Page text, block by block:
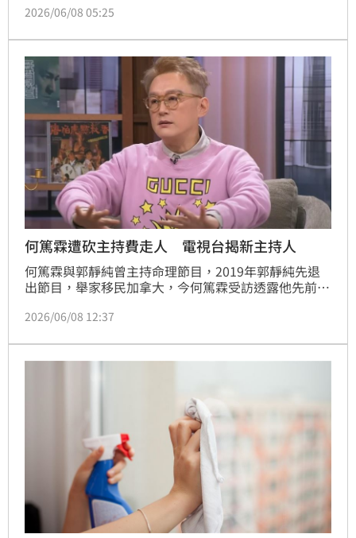
鎮瑋主持，今首度進棚錄影。
2026/06/08 05:25
何篤霖遭砍主持費走人 電視台揭新主持人
何篤霖與郭靜純曾主持命理節目，2019年郭靜純先退
出節目，舉家移民加拿大，今何篤霖受訪透露他先前接
這麼多年了，終於來了，凡事都有這一天」。而節目今
2026/06/08 12:37